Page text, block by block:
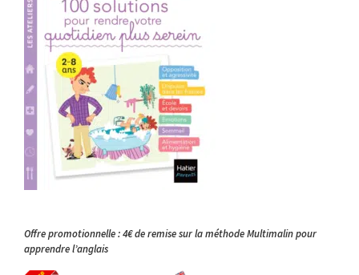
Offre promotionnelle : 4€ de remise sur la méthode Multimalin pour
apprendre l’anglais